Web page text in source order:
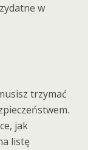
w
trzymać
jak
listę